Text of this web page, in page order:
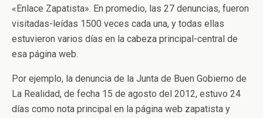
«Enlace Zapatista». En promedio, las 27 denuncias, fueron
visitadas-leídas 1500 veces cada una, y todas ellas
estuvieron varios días en la cabeza principal-central de
esa página web.
Por ejemplo, la denuncia de la Junta de Buen Gobierno de
La Realidad, de fecha 15 de agosto del 2012, estuvo 24
días como nota principal en la página web zapatista y